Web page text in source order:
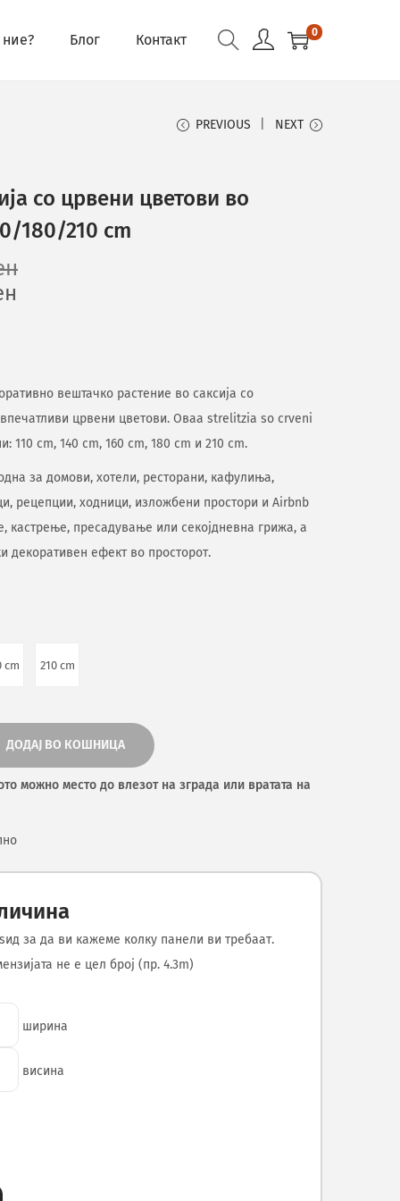
Блог Контакт 0
PREVIOUS NEXT
со црвени цветови во
180/210 cm
вештачко растение во саксија со
црвени цветови. Оваа strelitzia so crveni
110 cm, 140 cm, 160 cm, 180 cm и 210 cm.
за домови, хотели, ресторани, кафулиња,
рецепции, ходници, изложбени простори и Airbnb
кастрење, пресадување или секојдневна грижа, а
декоративен ефект во просторот.
cm 210 cm
ДОДАЈ ВО КОШНИЦА
можно место до влезот на зграда или вратата на
за да ви кажеме колку панели ви требаат.
не е цел број (пр. 4.3m)
ширина
висина